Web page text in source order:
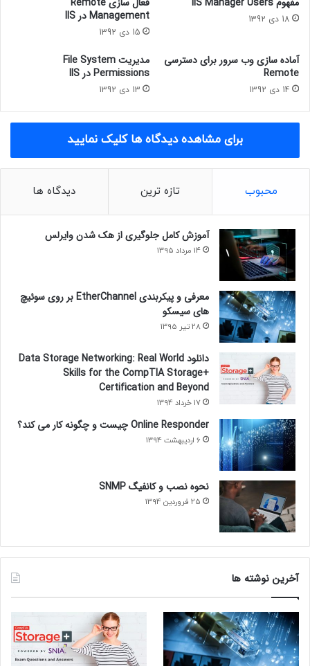
18 دی 1392
Management در IIS
15 دی 1392
آماده سازی وب سرور برای دسترسی
Remote
14 دی 1392
مدیریت File System
Permissions در IIS
13 دی 1392
برای مشاهده دیدگاه ها کلیک نمایید
محبوب تازه ترین دیدگاه ها
آموزش کامل جلوگیری از هک شدن وایرلس
14 مرداد 1395
معرفی و پیکربندی EtherChannel بر روی سوئیچ
های سیسکو
28 تیر 1395
دانلود Data Storage Networking: Real World
Skills for the CompTIA Storage+
Certification and Beyond
17 خرداد 1394
Online Responder چیست و چگونه کار می کند؟
6 اردیبهشت 1394
نحوه نصب و کانفیگ SNMP
25 فروردین 1394
آخرین نوشته ها